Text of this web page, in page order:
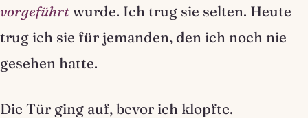
vorgeführt wurde. Ich trug sie selten. Heute
trug ich sie für jemanden, den ich noch nie
gesehen hatte.
Die Tür ging auf, bevor ich klopfte.